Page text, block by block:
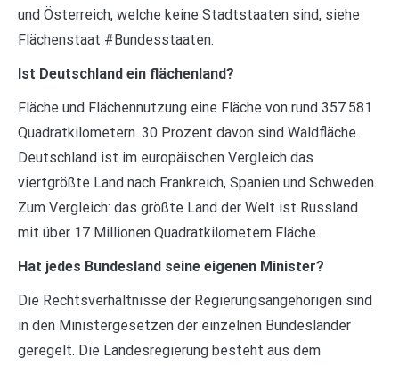
und Österreich, welche keine Stadtstaaten sind, siehe
Flächenstaat #Bundesstaaten.
Ist Deutschland ein flächenland?
Fläche und Flächennutzung eine Fläche von rund 357.581
Quadratkilometern. 30 Prozent davon sind Waldfläche.
Deutschland ist im europäischen Vergleich das
viertgrößte Land nach Frankreich, Spanien und Schweden.
Zum Vergleich: das größte Land der Welt ist Russland
mit über 17 Millionen Quadratkilometern Fläche.
Hat jedes Bundesland seine eigenen Minister?
Die Rechtsverhältnisse der Regierungsangehörigen sind
in den Ministergesetzen der einzelnen Bundesländer
geregelt. Die Landesregierung besteht aus dem